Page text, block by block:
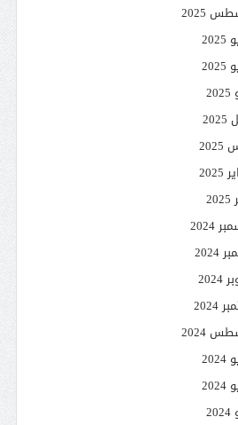
2025
2024
2024
2024